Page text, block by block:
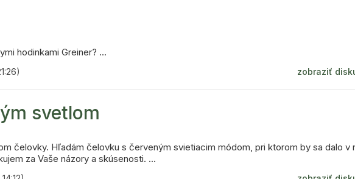
hodinkami Greiner? ...
zobraziť
svetlom
čelovky. Hľadám čelovku s červeným svietiacim módom, pri ktorom by sa dalo v
za Vaše názory a skúsenosti. ...